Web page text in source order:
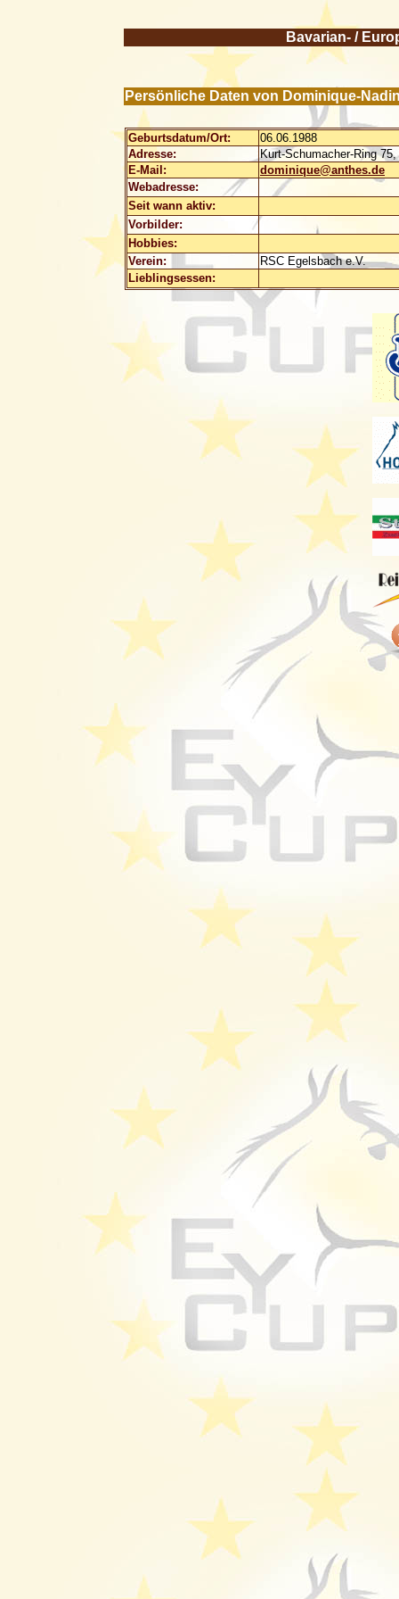
Bavarian- /
Persönliche Daten von Dominique-
Geburtsdatum/Ort:
06.06.1988
Adresse:
Kurt-Schumacher-Ring
E-Mail:
dominique@anthes.de
Webadresse:
Seit wann aktiv:
Vorbilder:
Hobbies:
Verein:
RSC Egelsbach e.V.
Lieblingsessen: